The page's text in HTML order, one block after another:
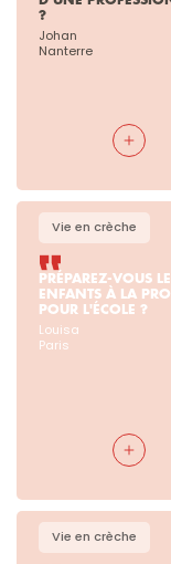
?
Johan
Nanterre
Vie en crèche
PRÉPAREZ-VOUS
ENFANTS À LA
POUR L'ÉCOLE ?
Louisa
Paris
Vie en crèche